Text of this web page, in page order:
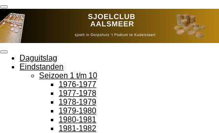
Ga
direct
naar
de
hoofdinhoud
Daguitslag
Eindstanden
Seizoen 1 t/m 10
1976-1977
1977-1978
1978-1979
1979-1980
1980-1981
1981-1982